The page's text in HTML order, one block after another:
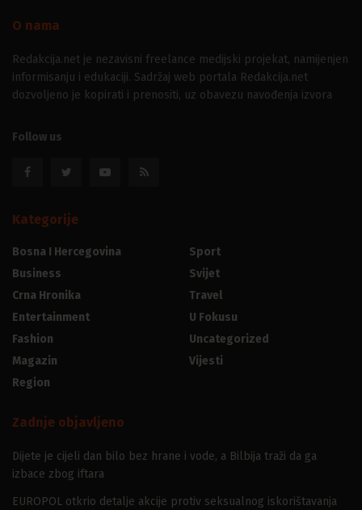
O nama
Redakcija.net je nezavisni freelance medijski projekat, namijenjen
informisanju i edukaciji. Sadržaj web portala Redakcija.net
dozvoljeno je kopirati i prenositi, uz obavezu navođenja izvora
Follow us
Kategorije
Bosna I Hercegovina
Business
Crna Hronika
Entertainment
Fashion
Magazin
Region
Sport
Svijet
Travel
U Fokusu
Uncategorized
Vijesti
Zadnje objavljeno
Dijete je cijeli dan bilo bez hrane i vode, a Bilbija traži da ga
izbace zbog iftara
EUROPOL otkrio detalje akcije protiv seksualnog iskorištavanja